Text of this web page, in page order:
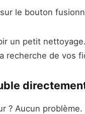
le bouton
un petit
recherche de vos
? Aucun